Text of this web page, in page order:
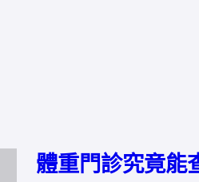
體重門診究竟能